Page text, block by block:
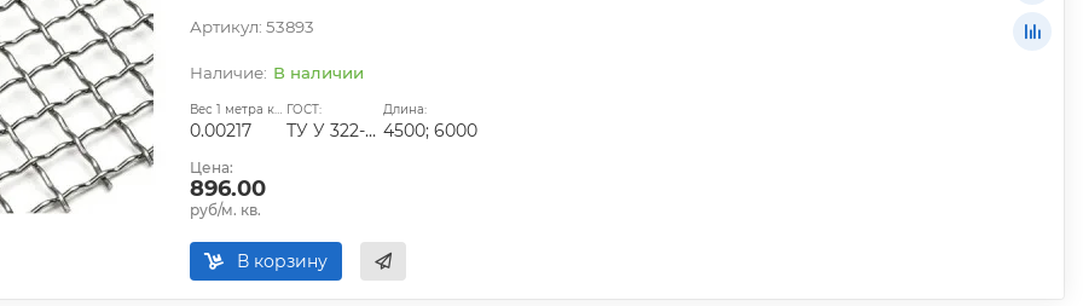
Артикул: 53893
В наличии
Вес 1 метра квадратного, т:
0.00217
ГОСТ:
ТУ У 322-00191264-012-2001
Длина:
4500; 6000
Цена:
896.00
руб/м. кв.
В корзину